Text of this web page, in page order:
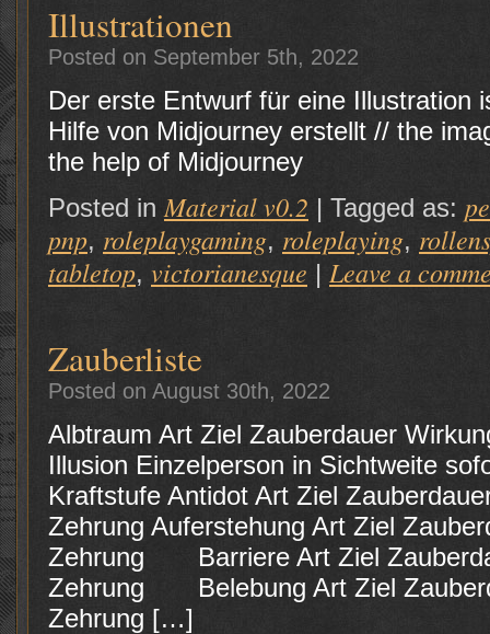
Illustrationen
Posted on September 5th, 2022
Der erste Entwurf für eine Illustration
Hilfe von Midjourney erstellt // the
the help of Midjourney
Posted in Material v0.2 | Tagged as:
pnp, roleplaygaming, roleplaying,
tabletop, victorianesque | Leave a
Zauberliste
Posted on August 30th, 2022
Albtraum Art Ziel Zauberdauer
Illusion Einzelperson in Sichtweite
Kraftstufe Antidot Art Ziel
Zehrung Auferstehung Art Ziel
Zehrung Barriere Art Ziel
Zehrung Belebung Art Ziel
Zehrung […]